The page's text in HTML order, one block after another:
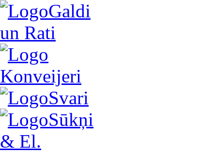
Galdi
un Rati
Konveijeri
Svari
Sūkņi
& El.